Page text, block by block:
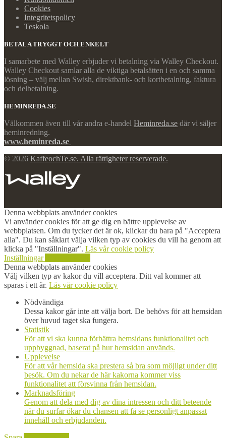
Cookies
Integritetspolicy
Teskola
BETALA TRYGGT OCH ENKELT
I samarbete med Walley erbjuder vi betalning via Walley Checkout.
Walley Checkout samlar alla de viktiga betalsätten i en och samma
lösning – välj mellan Swish, direktbank- och kortbetalning, faktura
och delbetalning.
HEMINREDA.SE
Välkommen även till vår andra e-handel Heminreda.se där vi säljer
heminredning.
www.heminreda.se
© 2026 KaffeochTe.se. Alla rättigheter reserverade.
Denna webbplats använder cookies
Vi använder cookies för att ge dig en bättre upplevelse av
webbplatsen. Om du tycker det är ok, klickar du bara på "Acceptera
alla". Du kan såklart välja vilken typ av cookies du vill ha genom att
klicka på "Inställningar". Läs vår cookie policy
Inställningar
Denna webbplats använder cookies
Välj vilken typ av kakor du vill acceptera. Ditt val kommer att
sparas i ett år. Läs vår cookie policy
Nödvändiga
Dessa kakor går inte att välja bort. De behövs för att hemsidan
över huvud taget ska fungera.
Statistik
För att vi ska kunna förbättra hemsidans funktionalitet och
uppbyggnad, baserat på hur hemsidan används.
Upplevelse
För att vår hemsida ska prestera så bra som möjligt under ditt
besök. Om du nekar de här kakorna kommer viss
funktionalitet att försvinna från hemsidan.
Marknadsföring
Genom att dela med dig av dina intressen och ditt beteende
när du surfar ökar du chansen att få se personligt anpassat
innehåll och erbjudanden.